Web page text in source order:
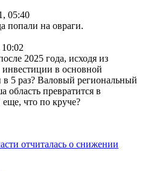
05:40
попали на овраги.
2025 года, исходя из
в основной
в 5 раз? Валовый региональный
область превратится в
что по круче?